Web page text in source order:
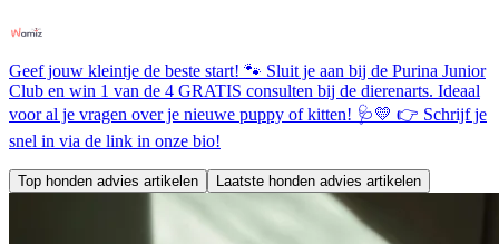
Geef jouw kleintje de beste start! 🐾 Sluit je aan bij de Purina Junior
Club en win 1 van de 4 GRATIS consulten bij de dierenarts. Ideaal
voor al je vragen over je nieuwe puppy of kitten! 🩺💛 👉 Schrijf je
snel in via de link in onze bio!
Top honden advies artikelen Laatste honden advies artikelen